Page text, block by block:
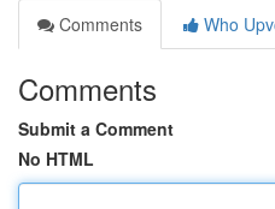
Comments
Who
Comments
Submit a Comment
No HTML